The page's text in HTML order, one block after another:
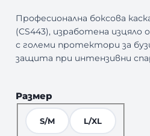
Професионална боксова
(CS443), изработена
с големи протектори за
защита при интензивни
Размер
S/M L/XL